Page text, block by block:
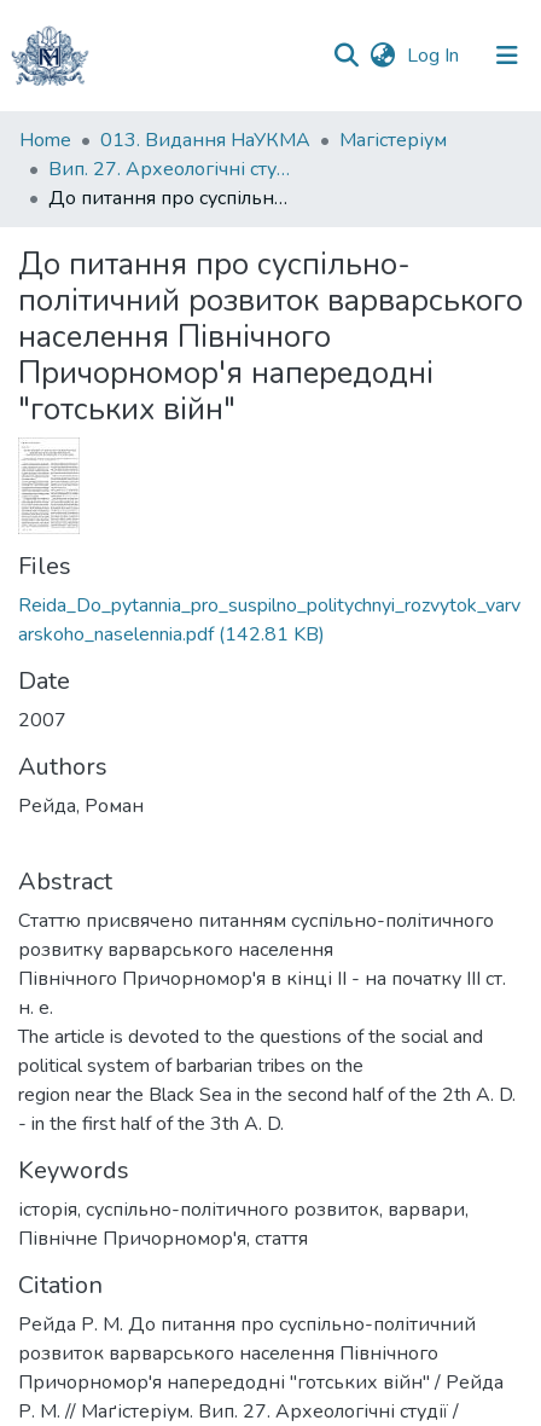
Log In (current)
Communities
&
Collections
Statistics
Home 013. Видання НаУКМА
Магістеріум
Вип. 27. Археологічні студії
До питання про суспільно-політичний розвиток варварського населення Північного Причорномор'я напередодні "готських війн"
До питання про суспільно-
політичний розвиток варварського
населення Північного
Причорномор'я напередодні
"готських війн"
Files
Reida_Do_pytannia_pro_suspilno_politychnyi_rozvytok_varv
arskoho_naselennia.pdf(142.81 KB)
Date
2007
Authors
Рейда, Роман
Abstract
Статтю присвячено питанням суспільно-політичного
розвитку варварського населення
Північного Причорномор'я в кінці II - на початку ІІІ ст.
н. е.
The article is devoted to the questions of the social and
political system of barbarian tribes on the
region near the Black Sea in the second half of the 2th A. D.
- in the first half of the 3th A. D.
Keywords
історія, суспільно-політичного розвиток, варвари,
Північне Причорномор'я, стаття
Citation
Рейда Р. М. До питання про суспільно-політичний
розвиток варварського населення Північного
Причорномор'я напередодні "готських війн" / Рейда
Р. М. // Маґістеріум. Вип. 27. Археологічні студії /